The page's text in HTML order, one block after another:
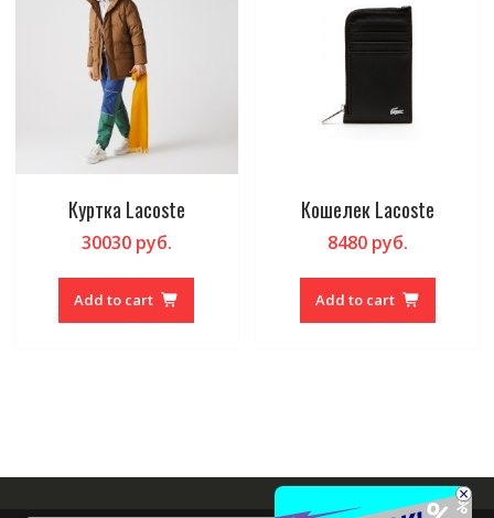
Куртка Lacoste
30030руб.
Add to cart
Кошелек Lacoste
8480руб.
Add to cart
×